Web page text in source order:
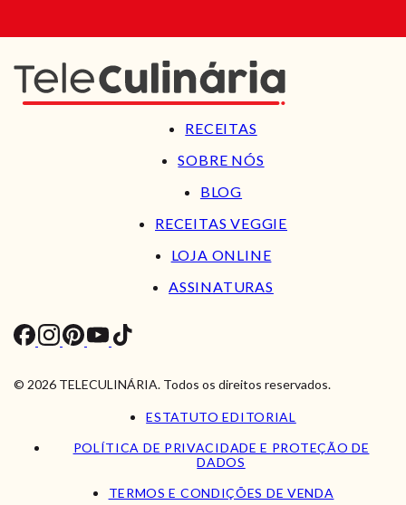
RECEITAS
SOBRE NÓS
BLOG
RECEITAS VEGGIE
LOJA ONLINE
ASSINATURAS
© 2026 TELECULINÁRIA. Todos os direitos reservados.
ESTATUTO EDITORIAL
POLÍTICA DE PRIVACIDADE E PROTEÇÃO DE
DADOS
TERMOS E CONDIÇÕES DE VENDA